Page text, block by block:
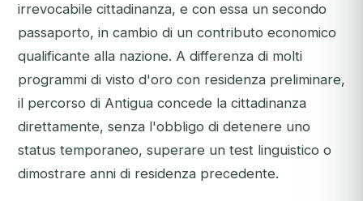
irrevocabile cittadinanza, e con essa un secondo
passaporto, in cambio di un contributo economico
qualificante alla nazione. A differenza di molti
programmi di visto d'oro con residenza preliminare,
il percorso di Antigua concede la cittadinanza
direttamente, senza l'obbligo di detenere uno
status temporaneo, superare un test linguistico o
dimostrare anni di residenza precedente.